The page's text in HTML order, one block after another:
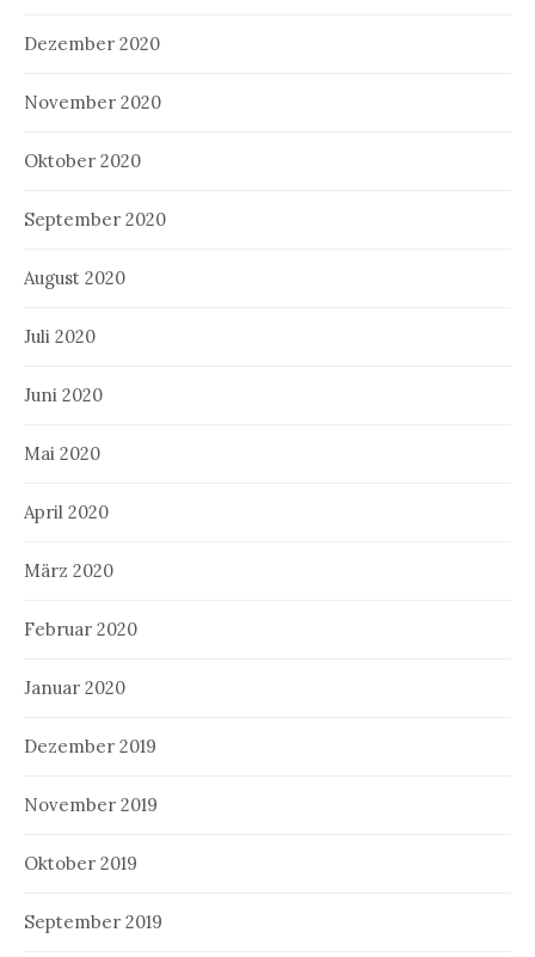
Dezember 2020
November 2020
Oktober 2020
September 2020
August 2020
Juli 2020
Juni 2020
Mai 2020
April 2020
März 2020
Februar 2020
Januar 2020
Dezember 2019
November 2019
Oktober 2019
September 2019